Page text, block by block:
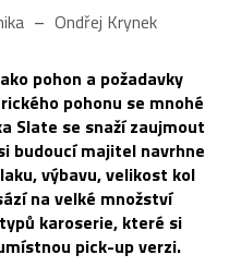
Ondřej Krynek
pohon a požadavky
pohonu se mnohé
Slate se snaží zaujmout
budoucí majitel navrhne
výbavu, velikost kol
na velké množství
karoserie, které si
pick-up verzi.